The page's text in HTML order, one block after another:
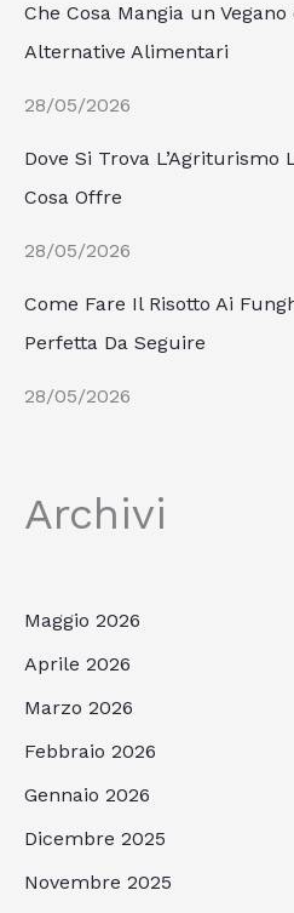
Che Cosa Mangia un
Alternative Alimentari
28/05/2026
Dove Si Trova L’Agriturismo
Cosa Offre
28/05/2026
Come Fare Il Risotto Ai
Perfetta Da Seguire
28/05/2026
Archivi
Maggio 2026
Aprile 2026
Marzo 2026
Febbraio 2026
Gennaio 2026
Dicembre 2025
Novembre 2025